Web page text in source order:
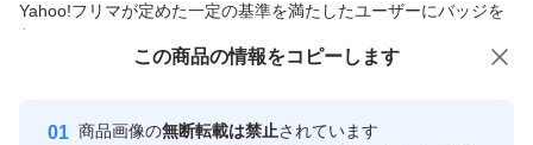
Yahoo!フリマが定めた一定の基準を満たしたユーザーにバッジを
付与しています
安心取引出品者
心・安全なユーザーです
この商品の情報をコピーします
商品画像の無断転載は禁止されています
この商品をみている人にオススメ